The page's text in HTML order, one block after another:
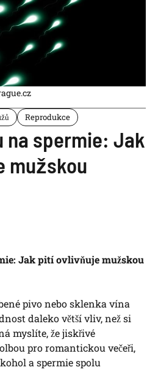
Reprodukce
na spermie: Jak
mužskou
Jak pití ovlivňuje mužskou
pivo nebo sklenka vína
daleko větší vliv, než si
myslíte, že jiskřivé
pro romantickou večeři,
a spermie spolu